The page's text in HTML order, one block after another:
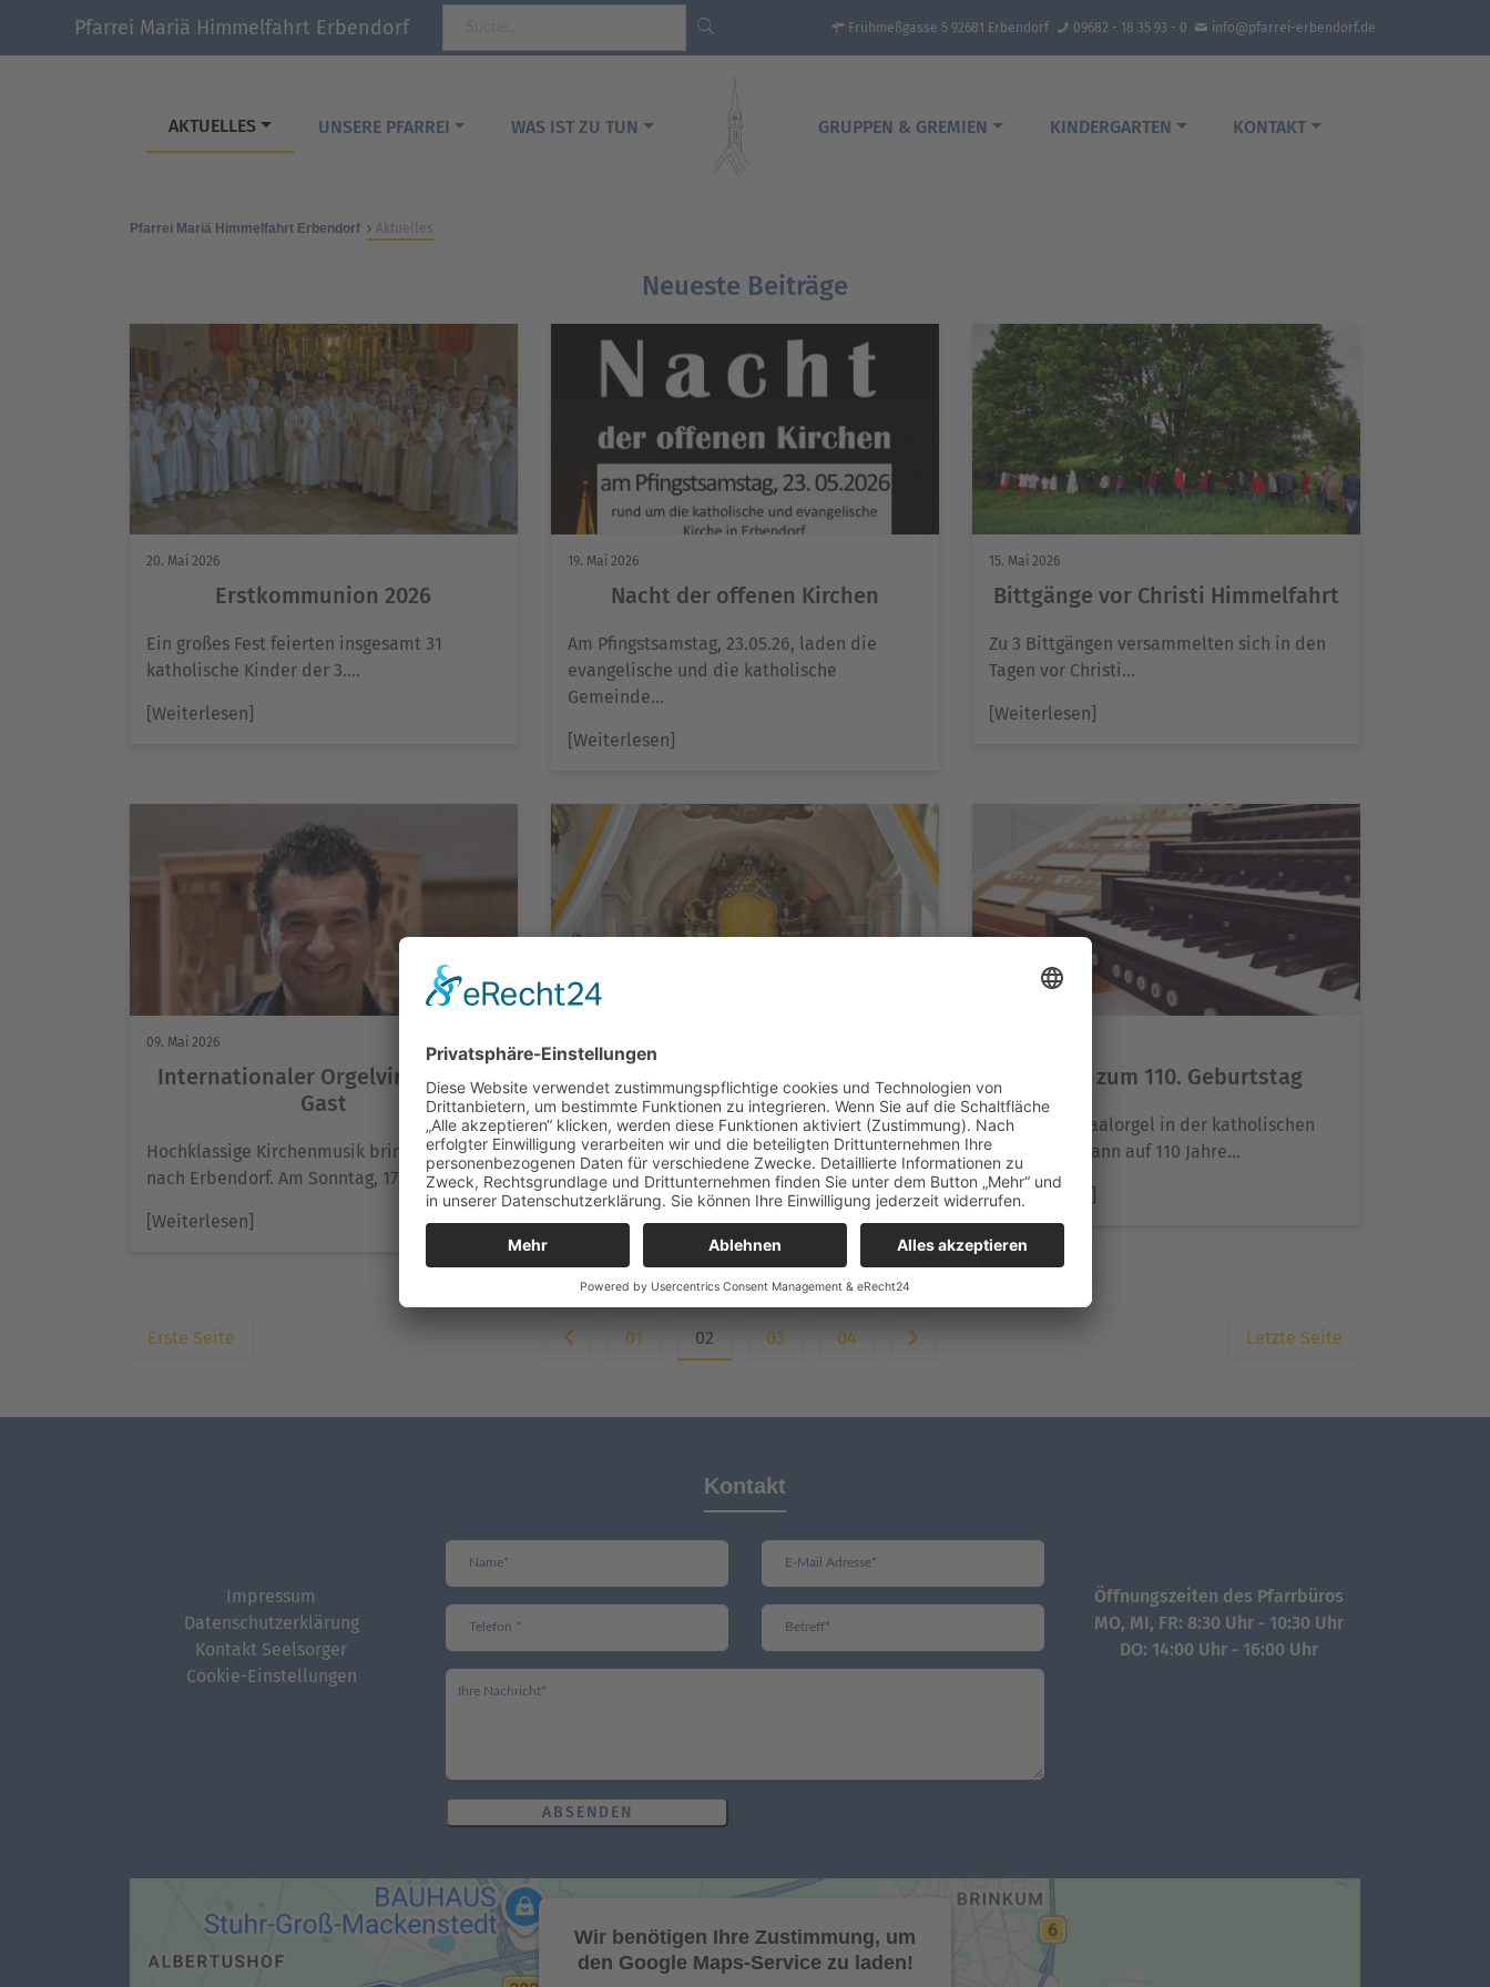
Pfarrei Mariä Himmelfahrt Erbendorf Frühmeßgasse 5 92681 Erbendorf 09682 - 18 35 93 - 0 info@pfarrei-erbendorf.de
AKTUELLES UNSERE PFARREI WAS IST ZU TUN GRUPPEN & GREMIEN KINDERGARTEN KONTAKT
Pfarrei Mariä Himmelfahrt Erbendorf Aktuelles
Neueste Beiträge
20. Mai 2026
Erstkommunion 2026
Ein großes Fest feierten insgesamt 31
katholische Kinder der 3….
[Weiterlesen]
19. Mai 2026
Nacht der offenen Kirchen
Am Pfingstsamstag, 23.05.26, laden die
evangelische und die katholische
Gemeinde…
[Weiterlesen]
15. Mai 2026
Bittgänge vor Christi Himmelfahrt
Zu 3 Bittgängen versammelten sich in den
Tagen vor Christi…
[Weiterlesen]
09. Mai 2026
Internationaler Orgelvirtuose zu
Gast
Hochklassige Kirchenmusik bringt der Mai
nach Erbendorf. Am Sonntag, 17….
[Weiterlesen]
Jugendgottesdienst am 4. Sonntag
der Osterzeit
Eine Tür im Mittelgang vor dem Altar war
der Hingucker…
[Weiterlesen]
Musik zum 110. Geburtstag
Die Konzertsaalorgel in der katholischen
Pfarrkirche kann auf 110 Jahre…
[Weiterlesen]
Erste Seite 01 02 03 04 Letzte Seite
Impressum
Datenschutzerklärung
Kontakt Seelsorger
Cookie-Einstellungen
Kontakt
ABSENDEN
Öffnungszeiten des Pfarrbüros
MO, MI, FR: 8:30 Uhr - 10:30 Uhr
DO: 14:00 Uhr - 16:00 Uhr
Wir benötigen Ihre Zustimmung, um
den Google Maps-Service zu laden!